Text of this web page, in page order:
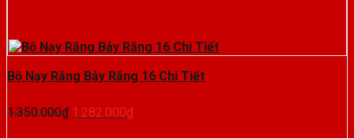
Bộ Nạy Răng Bảy Răng 16 Chi Tiết
1.350.000₫ Giá
1.282.000₫Giá